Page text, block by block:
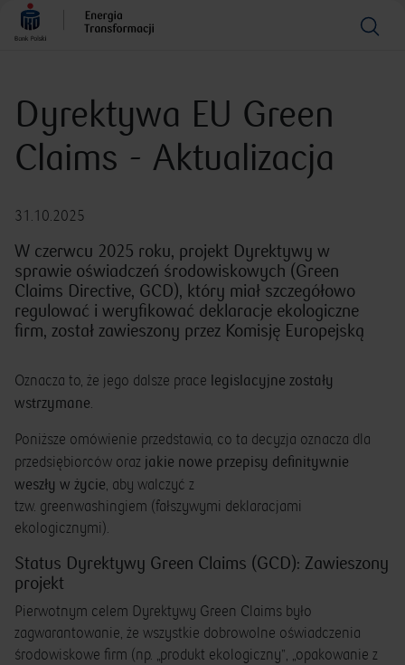
Dyrektywa EU Green
Claims - Aktualizacja
31.10.2025
W czerwcu 2025 roku, projekt Dyrektywy w
sprawie oświadczeń środowiskowych (Green
Claims Directive, GCD), który miał szczegółowo
regulować i weryfikować deklaracje ekologiczne
firm, został zawieszony przez Komisję Europejską
Oznacza to, że jego dalsze prace legislacyjne zostały
wstrzymane.
Poniższe omówienie przedstawia, co ta decyzja oznacza dla
przedsiębiorców oraz jakie nowe przepisy definitywnie
weszły w życie, aby walczyć z
tzw. greenwashingiem (fałszywymi deklaracjami
ekologicznymi).
Status Dyrektywy Green Claims (GCD): Zawieszony
projekt
Pierwotnym celem Dyrektywy Green Claims było
zagwarantowanie, że wszystkie dobrowolne oświadczenia
środowiskowe firm (np. „produkt ekologiczny”, „opakowanie z